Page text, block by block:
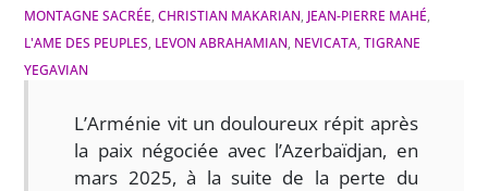
MONTAGNE SACRÉE,CHRISTIAN MAKARIAN, JEAN-PIERRE MAHÉ,
L'AME DES PEUPLES, LEVON ABRAHAMIAN, NEVICATA,TIGRANE
YEGAVIAN
L’Arménie vit un douloureux répit après
la paix négociée avec l’Azerbaïdjan, en
mars 2025, à la suite de la perte du